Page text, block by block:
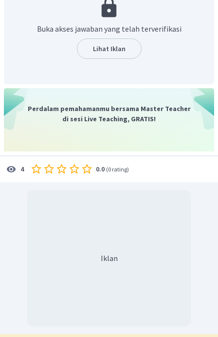
Jadi, gaya lorentz adalah gaya yang timbul akibat
interaksi kawat berarus dalam sebuah medan magnet.
Buka akses jawaban yang telah terverifikasi
Lihat Iklan
Perdalam pemahamanmu bersama Master Teacher
di sesi Live Teaching, GRATIS!
4 0.0 (0 rating)
Iklan